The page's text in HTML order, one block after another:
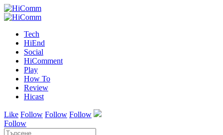
Tech
HiEnd
Social
HiComment
Play
How To
Review
Hicast
Like Follow Follow Follow
Follow